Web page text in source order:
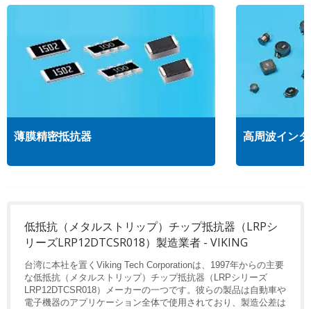
薄膜精密抵抗器 高周波イン
低抵抗（メタルストリップ）チップ抵抗器（LRPシ
リーズLRP12DTCSR018）製造業者 - VIKING
台湾に本社を置くViking Tech Corporationは、1997年からの主要
な低抵抗（メタルストリップ）チップ抵抗器（LRPシリーズ
LRP12DTCSR018）メーカーの一つです。彼らの製品は自動車や
電子機器のアプリケーション全体で使用されており、製造公差は